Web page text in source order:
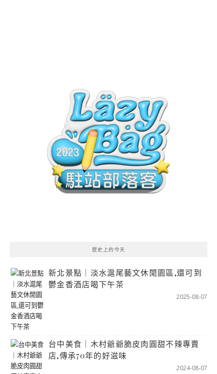
歷史上的今天
新北景點｜淡水滬尾藝文休閒園區,還可到
鬱金香酒店喝下午茶
2025-08-07
台中美食｜木村爺爺脆皮肉圓甜不辣專賣
店,傳承70年的好滋味
2024-08-07